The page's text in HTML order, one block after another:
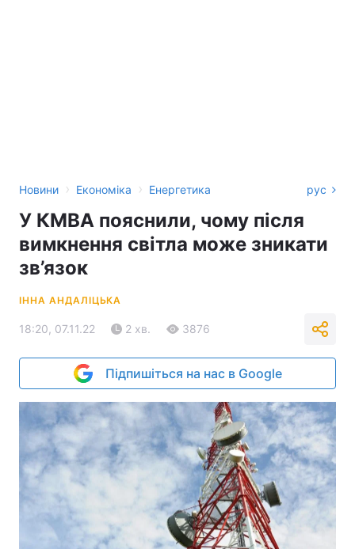
Новини › Економіка › Енергетика рус
У КМВА пояснили, чому після
вимкнення світла може зникати
зв’язок
ІННА АНДАЛІЦЬКА
18:20, 07.11.22 2 хв. 3876
Підпишіться на нас в Google